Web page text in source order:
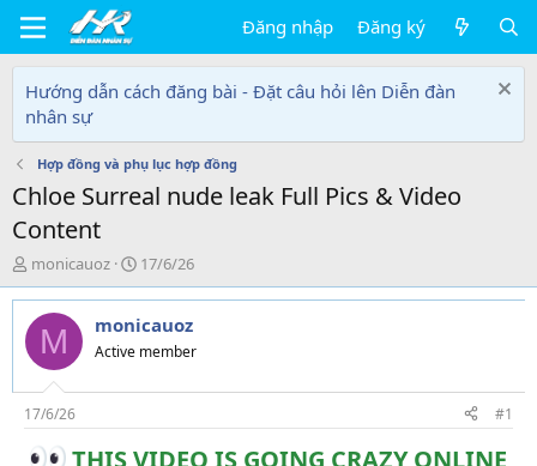
Đăng nhập Đăng ký
Hướng dẫn cách đăng bài - Đặt câu hỏi lên Diễn đàn
nhân sự
Hợp đồng và phụ lục hợp đồng
Chloe Surreal nude leak Full Pics & Video
Content
T
h
r
e
d
s
t
a
r
monicauoz
N
g
à
y
g
i
17/6/26
M monicauoz
Active member
17/6/26 #1
THIS VIDEO IS GOING CRAZY ONLINE